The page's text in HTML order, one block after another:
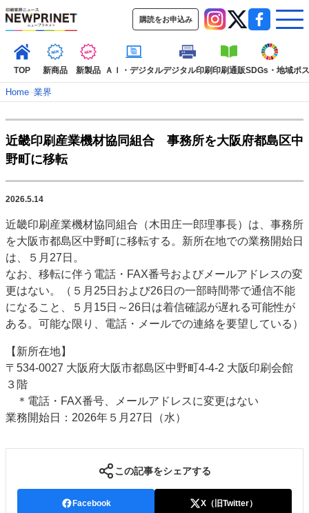
購読をお申込み
TOP 新商品 新製品 ＡＩ・デジタルデジタル印刷印刷通販SDGs・地域ポ
TOP
新着記事
インタビュー
SDGs・地域
ポストプレス ビジネス イベント 信用情報
業界
市場・統計
人事・移転・異動・訃報
特集記事カテゴリー一覧
2022 見える化・MIS特集
特集・デジタル印刷 アイデアで勝負！ ～多様なビジネス・多彩な商材～
JAPAN PACK 2023 特集
特集・デジタル印刷 ～ 新成長軌道を描く
案内
発刊案内
JFPI印刷用語集 印刷機材年鑑
購読・購入申し込み
Home–業界
近畿印刷産業機材協同組合 事務所を大阪府都島区中
野町に移転
2026.5.14
近畿印刷産業機材協同組合（木田庄一郎理事長）は、事務所
を大阪市都島区中野町に移転する。新所在地での業務開始日
は、５月27日。
なお、移転に伴う電話・FAX番号およびメールアドレスの変
更はない。（５月25日および26日の一部時間帯で通信不能
になること、５月15日～26日は着信確認が遅れる可能性が
ある。可能な限り、電話・メールでの連絡を要望している）
【新所在地】
〒534-0027 大阪府大阪市都島区中野町4-4-2 大阪印刷会館
３階
＊電話・FAX番号、メールアドレスに変更はない
業務開始日：2026年５月27日（水）
この記事をシェアする
Facebook X（旧Twitter）